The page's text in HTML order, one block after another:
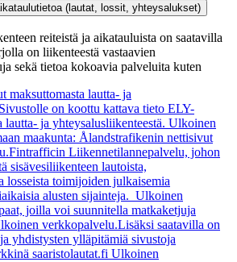
(lautat, lossit, yhteysalukset)
reiteistä ja aikatauluista on saatavilla
on liikenteestä vastaavien
sekä tietoa kokoavia palveluita kuten
maksuttomasta lautta- ja
on koottu kattava tieto ELY-
lautta- ja yhteysalusliikenteestä. Ulkoinen
maakunta: Ålandstrafikenin nettisivut
Fintrafficin Liikennetilannepalvelu, johon
sisävesiliikenteen lautoista,
losseista toimijoiden julkaisemia
alusten sijainteja. Ulkoinen
joilla voi suunnitella matkaketjuja
verkkopalvelu.Lisäksi saatavilla on
yhdistysten ylläpitämiä sivustoja
saaristolautat.fi Ulkoinen